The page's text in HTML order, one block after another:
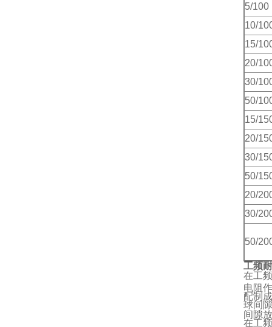
5/100
10/
15/
20/
30/
50/
15/
20/
30/
50/
20/
30/
50/
工频
在工
电阻
配制
球间
间隙
在工